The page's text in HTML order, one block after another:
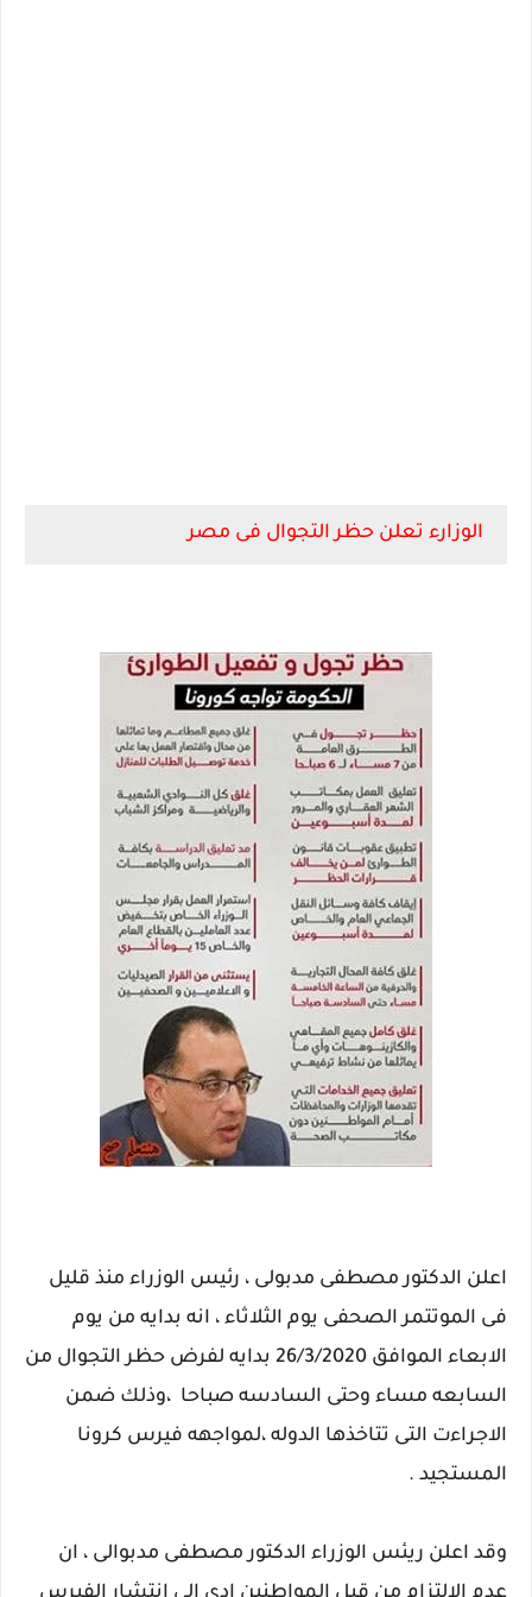
الوزارء تعلن حظر التجوال فى مصر
اعلن الدكتور مصطفى مدبولى ، رئيس الوزراء منذ قليل
فى الموتتمر الصحفى يوم الثلاثاء ، انه بدايه من يوم
الابعاء الموافق 26/3/2020 بدايه لفرض حظر التجوال من
السابعه مساء وحتى السادسه صباحا ،وذلك ضمن
الاجراءت التى تتاخذها الدوله ،لمواجهه فيرس كرونا
المستجيد .
وقد اعلن ريئس الوزراء الدكتور مصطفى مدبوالى ، ان